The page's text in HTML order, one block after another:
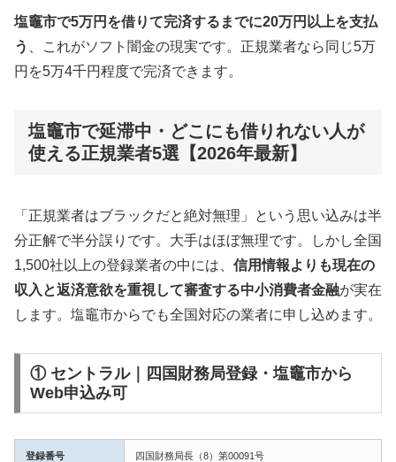
塩竈市で5万円を借りて完済するまでに20万円以上を支払
う
、これがソフト闇金の現実です。正規業者なら同じ5万
円を5万4千円程度で完済できます。
塩竈市で延滞中・どこにも借りれない人が
使える正規業者5選【2026年最新】
「正規業者はブラックだと絶対無理」という思い込みは半
分正解で半分誤りです。大手はほぼ無理です。しかし全国
1,500社以上の登録業者の中には、 信用情報よりも現在の
収入と返済意欲を重視して審査する中小消費者金融が実在
します。塩竈市からでも全国対応の業者に申し込めます。
① セントラル｜四国財務局登録・塩竈市から
Web申込み可
登録番号 四国財務局長（8）第00091号